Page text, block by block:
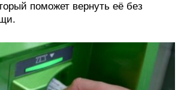
поможет вернуть её без